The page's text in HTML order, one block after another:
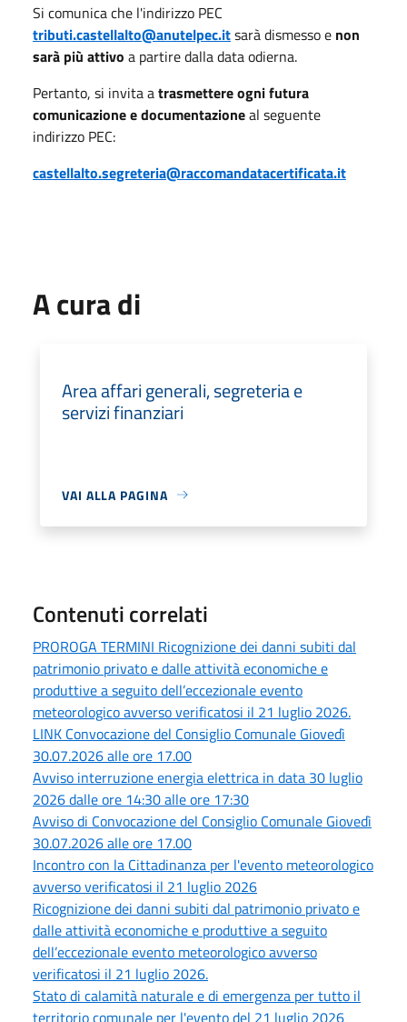
Si comunica che l'indirizzo PEC
tributi.castellalto@anutelpec.itsarà dismesso e non
sarà più attivo a partire dalla data odierna.
Pertanto, si invita atrasmettere ogni futura
comunicazione e documentazioneal seguente
indirizzo PEC:
castellalto.segreteria@raccomandatacertificata.it
A cura di
Area affari generali, segreteria e
servizi finanziari
VAI ALLA PAGINA
Contenuti correlati
PROROGA TERMINI Ricognizione dei danni subiti dal
patrimonio privato e dalle attività economiche e
produttive a seguito dell’eccezionale evento
meteorologico avverso verificatosi il 21 luglio 2026.
LINK Convocazione del Consiglio Comunale Giovedì
30.07.2026 alle ore 17.00
Avviso interruzione energia elettrica in data 30 luglio
2026 dalle ore 14:30 alle ore 17:30
Avviso di Convocazione del Consiglio Comunale Giovedì
30.07.2026 alle ore 17.00
Incontro con la Cittadinanza per l'evento meteorologico
avverso verificatosi il 21 luglio 2026
Ricognizione dei danni subiti dal patrimonio privato e
dalle attività economiche e produttive a seguito
dell’eccezionale evento meteorologico avverso
verificatosi il 21 luglio 2026.
Stato di calamità naturale e di emergenza per tutto il
territorio comunale per l'evento del 21 luglio 2026